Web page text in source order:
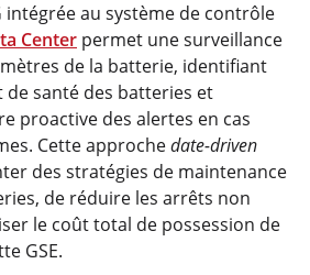
intégrée au système de contrôle
Center permet une surveillance
de la batterie, identifiant
de santé des batteries et
proactive des alertes en cas
Cette approchedate-driven
des stratégies de maintenance
de réduire les arrêts non
le coût total de possession de
GSE.